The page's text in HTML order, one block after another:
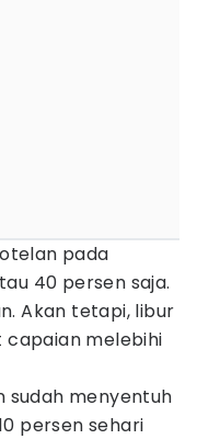
pada
40 persen saja.
Akan tetapi, libur
melebihi
sudah menyentuh
persen sehari